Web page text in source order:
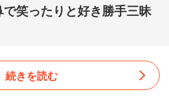
で笑ったりと好き勝手三昧
続きを読む